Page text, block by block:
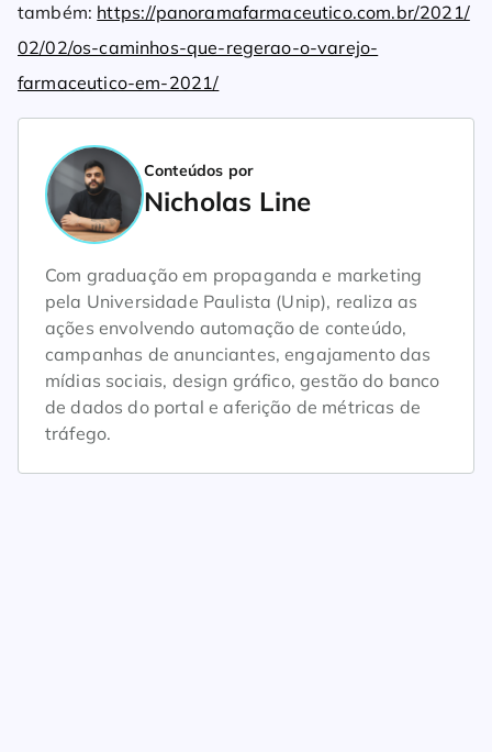
também: https://panoramafarmaceutico.com.br/2021/
02/02/os-caminhos-que-regerao-o-varejo-
farmaceutico-em-2021/
Conteúdos por
Nicholas Line
Com graduação em propaganda e marketing
pela Universidade Paulista (Unip), realiza as
ações envolvendo automação de conteúdo,
campanhas de anunciantes, engajamento das
mídias sociais, design gráfico, gestão do banco
de dados do portal e aferição de métricas de
tráfego.